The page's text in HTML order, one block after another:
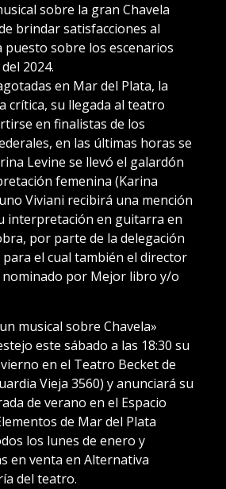
sobre la gran Chavela
brindar satisfacciones al
puesto sobre los escenarios
2024.
en Mar del Plata, la
crítica, su llegada al teatro
en finalistas de los
en las últimas horas se
Levine se llevó el galardón
femenina (Karina
Viviani recibirá una mención
interpretación en guitarra en
por parte de la delegación
el cual también el director
nominado por Mejor libro y/o
musical sobre Chavela»
este sábado a las 18:30 su
en el Teatro Becket de
Vieja 3560) y anunciará su
de verano en el Espacio
de Mar del Plata
los lunes de enero y
en venta en Alternativa
del teatro.